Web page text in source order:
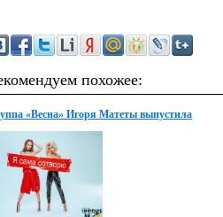
похожее:
«Весна» Игоря Матеты выпустила